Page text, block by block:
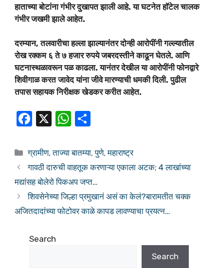
हाताच्या बोटांना गंभीर दुखापत झाली आहे. या घटनेत हॉटेल चालक
गंभीर जखमी झाले आहेत.
दरम्यान, तलवारीचा हल्ला झाल्यानंतर दोन्ही आरोपींनी गल्ल्यातील
रोख रक्कम ६ ते ७ हजार रुपये जबरदस्तीने काढून घेतले. आणि
घटनास्थळावरून पळ काढला. यानंतर देखील या आरोपींनी फोनद्वारे
शिवीगाळ करत जावेद यांना जीवे मारण्याची धमकी दिली. पुढील
तपास सहायक निरीक्षक खेडकर करीत आहेत.
F
c
e
b
o
o
X
W
at
s
A
p
p
ar
e
ग्रामीण,ताज्या बातम्या,पुणे,महाराष्ट्र
गावठी दारुची वाहतूक करणाऱ्या एकाला अटक; 4 लाखांच्या
मद्यांसह बोलेरो पिकअप जप्त…
शिवसेनेच्या जिल्हा प्रमुखानं असं का केलं?बारामतीत चक्क
अजितदादांच्या फोटोवर काळे कापड लावण्याचा प्रयत्न…
Search
Search